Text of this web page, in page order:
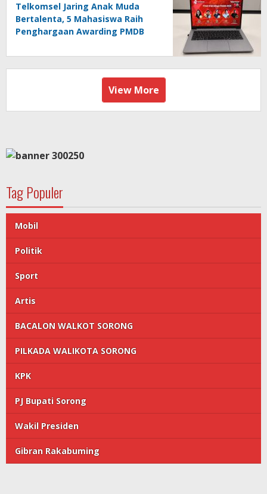
Telkomsel Jaring Anak Muda
Bertalenta, 5 Mahasiswa Raih
Penghargaan Awarding PMDB
View More
Tag Populer
Mobil
Politik
Sport
Artis
BACALON WALKOT SORONG
PILKADA WALIKOTA SORONG
KPK
PJ Bupati Sorong
Wakil Presiden
Gibran Rakabuming